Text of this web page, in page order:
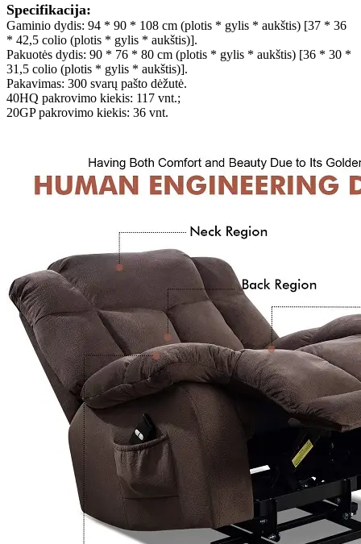
Specifikacija:
Gaminio dydis: 94 * 90 * 108 cm (plotis * gylis * aukštis) [37 * 36
* 42,5 colio (plotis * gylis * aukštis)].
Pakuotės dydis: 90 * 76 * 80 cm (plotis * gylis * aukštis) [36 * 30 *
31,5 colio (plotis * gylis * aukštis)].
Pakavimas: 300 svarų pašto dėžutė.
40HQ pakrovimo kiekis: 117 vnt.;
20GP pakrovimo kiekis: 36 vnt.